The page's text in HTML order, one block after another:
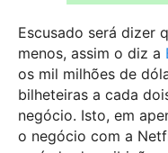
Escusado será dizer
menos, assim o diz a
os mil milhões de
bilheteiras a cada
negócio. Isto, em
o negócio com a